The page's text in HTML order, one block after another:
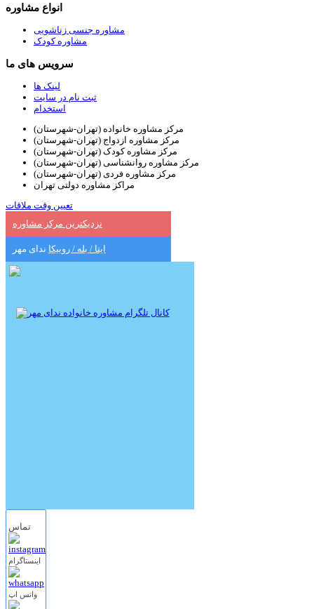
انواع مشاوره
مشاوره جنسی زناشویی
مشاوره کودک
سرویس های ما
لینک ها
ثبت نام در سایت
استخدام
مرکز مشاوره خانواده (تهران-شهرستان)
مرکز مشاوره ازدواج (تهران-شهرستان)
مرکز مشاوره کودک (تهران-شهرستان)
مرکز مشاوره روانشناسی (تهران-شهرستان)
مرکز مشاوره فردی (تهران-شهرستان)
مراکز مشاوره دولتی تهران
تعیین وقت ملاقات
نزدیکترین مرکز مشاوره
ایتا / بله / روبیکا ندای مهر
تماس
اینستاگرام
واتس اپ